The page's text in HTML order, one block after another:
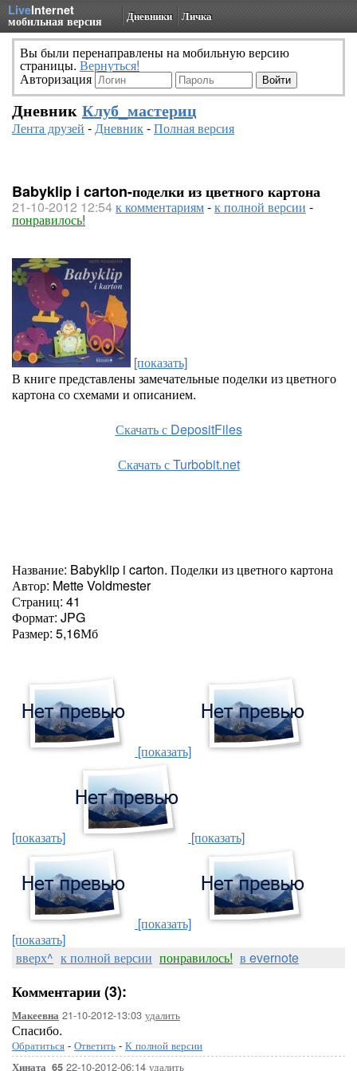
LiveInternet
мобильная версия Дневники Личка
Вы были перенаправлены на мобильную версию
страницы. Вернуться!
Авторизация
Дневник Клуб_мастериц
Лента друзей -Дневник-Полная версия
Babyklip i carton-поделки из цветного картона
21-10-2012 12:54к комментариям-к полной версии -
понравилось!
[показать]
В книге представлены замечательные поделки из цветного
картона со схемами и описанием.
Скачать с DepositFiles
Скачать с Turbobit.net
Название: Babyklip i carton. Поделки из цветного картона
Автор: Mette Voldmester
Страниц: 41
Формат: JPG
Размер: 5,16Мб
[показать]
[показать] [показать]
[показать]
[показать]
вверх^ к полной версии понравилось! в evernote
Комментарии (3):
Макеевна 21-10-2012-13:03 удалить
Спасибо.
Обратиться - Ответить - К полной версии
Хината_65 22-10-2012-06:14 удалить